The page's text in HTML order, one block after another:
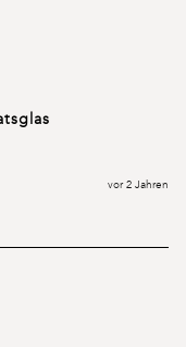
vor 2 Jahren